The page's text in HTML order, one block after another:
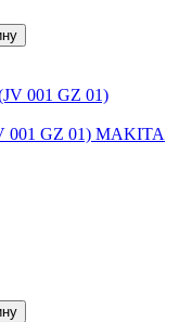
001 GZ 01) MAKITA